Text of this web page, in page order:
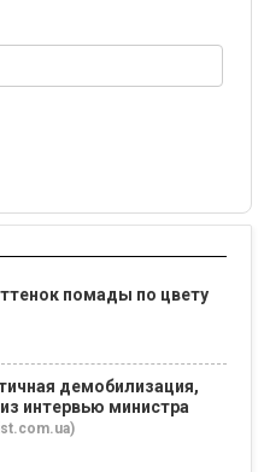
помады по цвету
демобилизация,
интервью министра